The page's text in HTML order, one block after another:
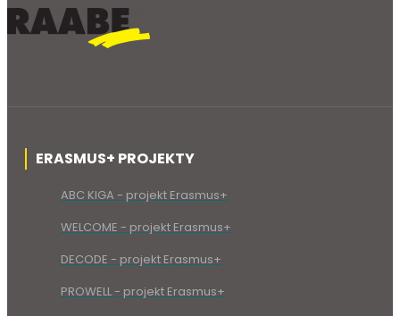
ERASMUS+ PROJEKTY
ABC KIGA - projekt Erasmus+
WELCOME - projekt Erasmus+
DECODE - projekt Erasmus+
PROWELL - projekt Erasmus+